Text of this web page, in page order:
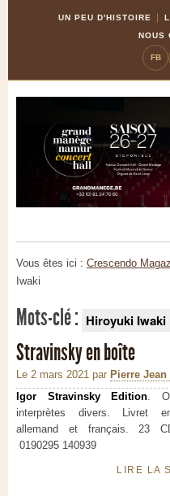
UN PEU D'HISTOIRE
NOUS
FB
Vous êtes ici : Crescendo
Iwaki
Mots-clé : Hiroyuki Iwaki
Stravinsky en boîte
Le 2 mars 2021 par Pierre
Igor Stravinsky Edition.
interprètes divers. Livret
allemand et français. 23
0190295 140939
LIRE LA